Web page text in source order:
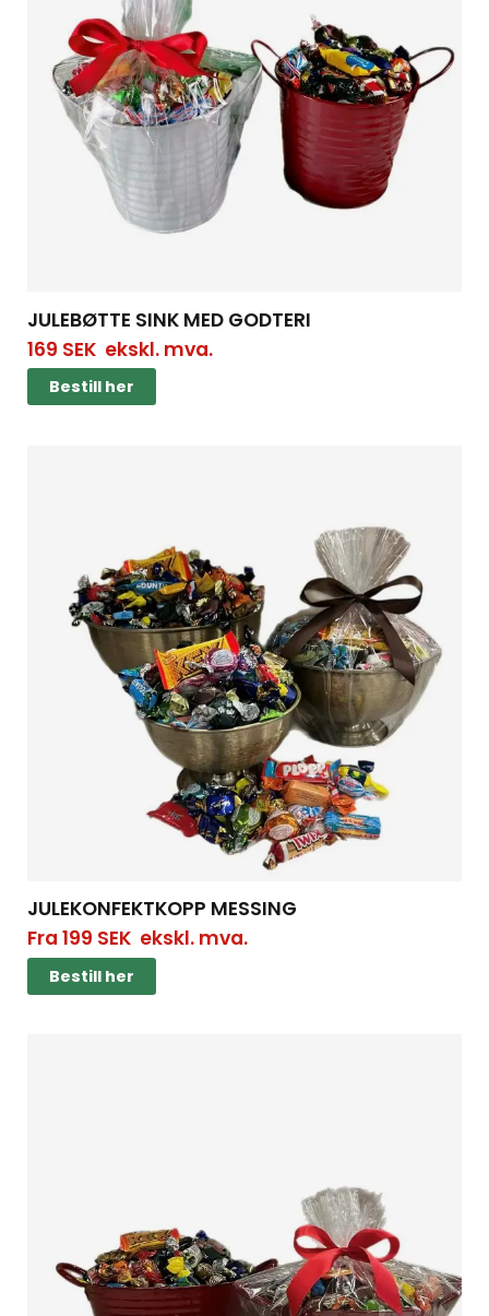
JULEBØTTE SINK MED GODTERI
169 SEKekskl. mva.
Bestill her
JULEKONFEKTKOPP MESSING
Fra 199 SEKekskl. mva.
Bestill her